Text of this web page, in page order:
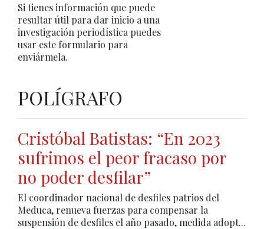
Si tienes información que puede
resultar útil para dar inicio a una
investigación periodística puedes
usar este formulario para
enviármela.
POLÍGRAFO
Cristóbal Batistas: “En 2023
sufrimos el peor fracaso por
no poder desfilar”
El coordinador nacional de desfiles patrios del
Meduca, renueva fuerzas para compensar la
suspensión de desfiles el año pasado, medida adopt...